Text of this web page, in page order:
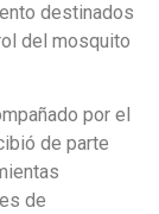
destinados
del mosquito
por el
de parte
de